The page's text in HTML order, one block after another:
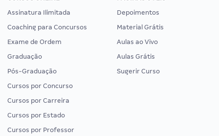
Assinatura Ilimitada
Coaching para Concursos
Exame de Ordem
Graduação
Pós-Graduação
Cursos por Concurso
Cursos por Carreira
Cursos por Estado
Cursos por Professor
Depoimentos
Material Grátis
Aulas ao Vivo
Aulas Grátis
Sugerir Curso